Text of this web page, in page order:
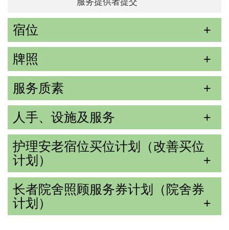
宿位
牌照
服务质素
人手、设施及服务
护理安老宿位买位计划（改善买位
计划）
长者院舍照顾服务券计划（院舍券
计划）